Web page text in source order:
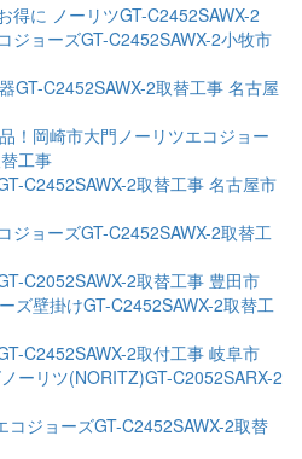
得に ノーリツGT-C2452SAWX-2
ジョーズGT-C2452SAWX-2小牧市
GT-C2452SAWX-2取替工事 名古屋
！岡崎市大門ノーリツエコジョー
工事
C2452SAWX-2取替工事 名古屋市
ジョーズGT-C2452SAWX-2取替工
C2052SAWX-2取替工事 豊田市
ズ壁掛けGT-C2452SAWX-2取替工
C2452SAWX-2取付工事 岐阜市
ーリツ(NORITZ)GT-C2052SARX-2
コジョーズGT-C2452SAWX-2取替